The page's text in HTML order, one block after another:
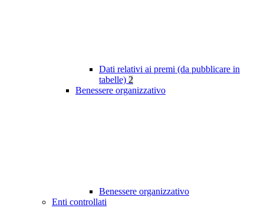
Dati relativi ai premi (da pubblicare in
tabelle) 2
Benessere organizzativo
Benessere organizzativo
Enti controllati